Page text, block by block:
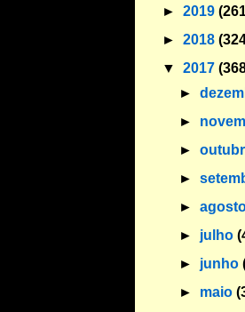
► 2019
► 2018
▼ 2017
►
►
►
►
►
► julho
► junho
► maio